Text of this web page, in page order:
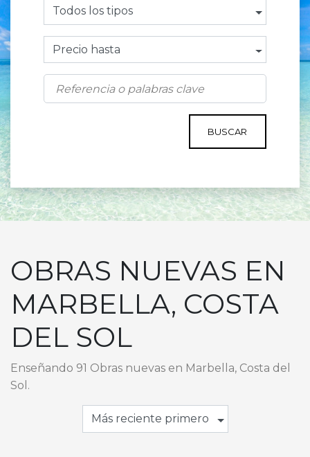
Todos los tipos
Precio hasta
BUSCAR
OBRAS NUEVAS EN
MARBELLA, COSTA
DEL SOL
Enseñando 91 Obras nuevas en Marbella, Costa del
Sol.
Más reciente primero